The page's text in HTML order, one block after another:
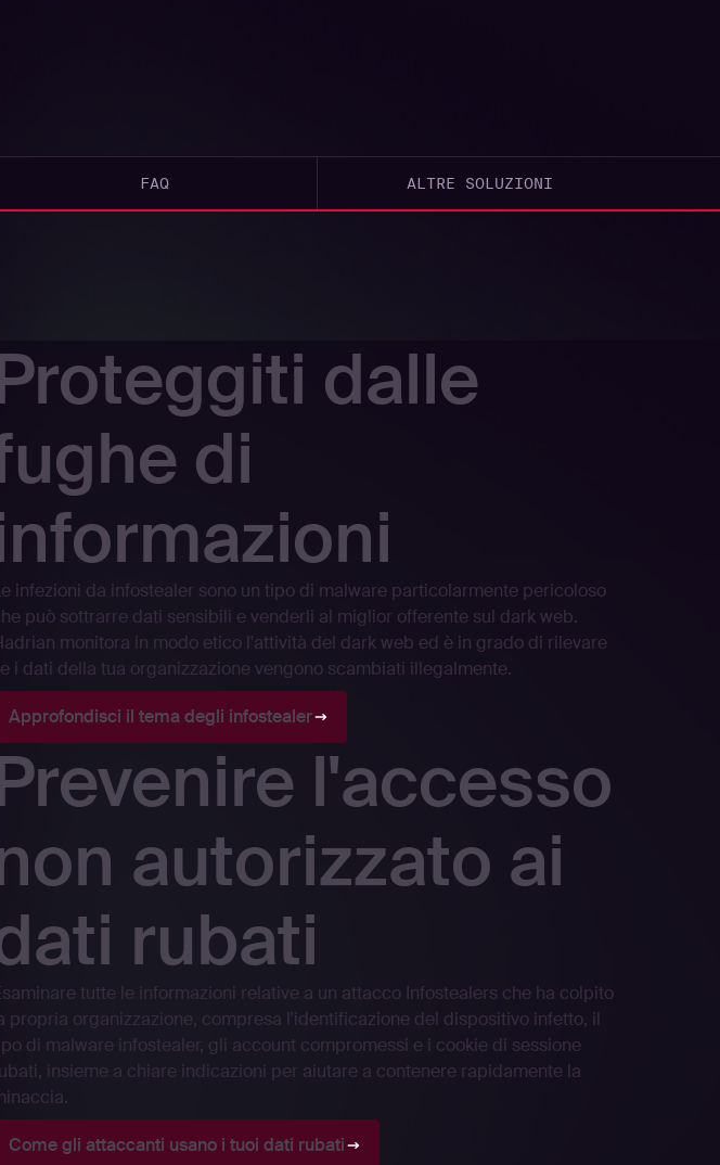
FAQ ALTRE SOLUZIONI
dalle
di
infezioni da infostealer sono un tipo di malware particolarmente pericoloso
può sottrarre dati sensibili e venderli al miglior offerente sul dark web.
monitora in modo etico l'attività del dark web ed è in grado di rilevare
i dati della tua organizzazione vengono scambiati illegalmente.
Approfondisci il tema degli infostealer
l'accesso
autorizzato ai
rubati
tutte le informazioni relative a un attacco Infostealers che ha colpito
propria organizzazione, compresa l'identificazione del dispositivo infetto, il
di malware infostealer, gli account compromessi e i cookie di sessione
insieme a chiare indicazioni per aiutare a contenere rapidamente la
Come gli attaccanti usano i tuoi dati rubati